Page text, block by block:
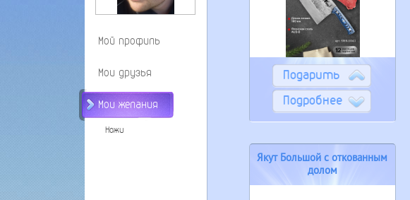
Мой профиль
Мои друзья
Мои желания
Ножи
Подарить
Подробнее
Якут Большой с откованным
долом